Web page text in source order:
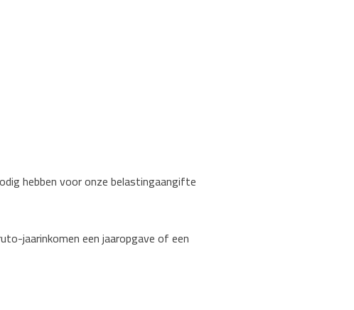
hebben voor onze belastingaangifte
jaarinkomen een jaaropgave of een